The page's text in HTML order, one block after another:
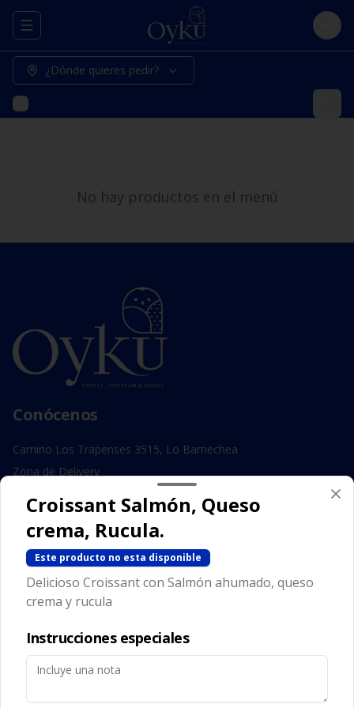
Abrir menu de navegación Login
¿Dónde quieres pedir?
No hay productos en el menú
Conócenos
Camino Los Trapenses 3515, Lo Barnechea
Zona de Delivery
Política de privacidad
Redes sociales
Instagram
Facebook
Mi cuenta
Croissant Salmón, Queso
crema, Rucula.
Este producto no esta disponible
Delicioso Croissant con Salmón ahumado, queso
crema y rucula
Instrucciones especiales